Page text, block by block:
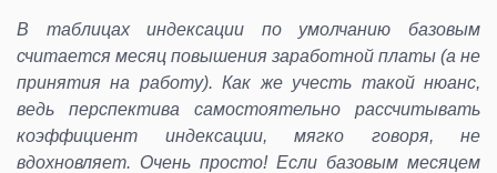
В таблицах индексации по умолчанию базовым
считается месяц повышения заработной платы (а не
принятия на работу). Как же учесть такой нюанс,
ведь перспектива самостоятельно рассчитывать
коэффициент индексации, мягко говоря, не
вдохновляет. Очень просто! Если базовым месяцем